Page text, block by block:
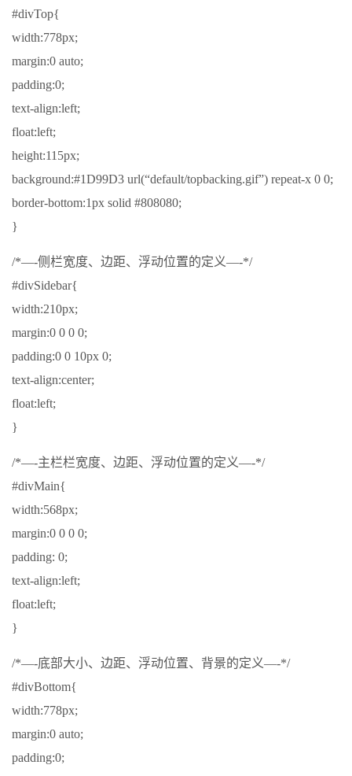
#divTop{
width:778px;
margin:0 auto;
padding:0;
text-align:left;
float:left;
height:115px;
background:#1D99D3 url(“default/topbacking.gif”) repeat-x 0 0;
border-bottom:1px solid #808080;
}
/*—-侧栏宽度、边距、浮动位置的定义—-*/
#divSidebar{
width:210px;
margin:0 0 0 0;
padding:0 0 10px 0;
text-align:center;
float:left;
}
/*—-主栏栏宽度、边距、浮动位置的定义—-*/
#divMain{
width:568px;
margin:0 0 0 0;
padding: 0;
text-align:left;
float:left;
}
/*—-底部大小、边距、浮动位置、背景的定义—-*/
#divBottom{
width:778px;
margin:0 auto;
padding:0;